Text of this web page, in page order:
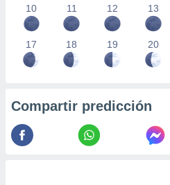
10 11 12 13
17 18 19 20
Compartir predicción